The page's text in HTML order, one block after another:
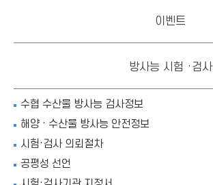
이벤트
방사능 시험 ·검사
수협 수산물 방사능 검사정보
해양 · 수산물 방사능 안전정보
시험·검사 의뢰절차
공평성 선언